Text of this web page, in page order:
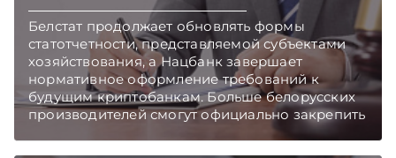
Белстат продолжает обновлять формы
статотчетности, представляемой субъектами
хозяйствования, а Нацбанк завершает
нормативное оформление требований к
будущим криптобанкам. Больше белорусских
производителей смогут официально закрепить
за своей продукцией статус «Сделано в